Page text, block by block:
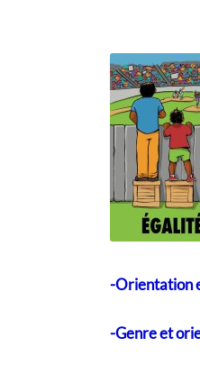
-Orientation
-Genre et